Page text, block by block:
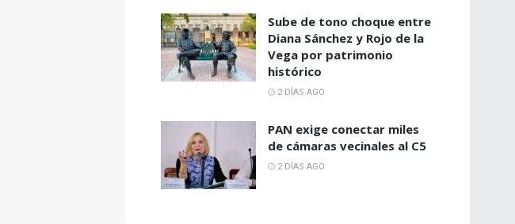
Sube de tono choque entre
Diana Sánchez y Rojo de la
Vega por patrimonio
histórico
2 DÍAS AGO
PAN exige conectar miles
de cámaras vecinales al C5
2 DÍAS AGO